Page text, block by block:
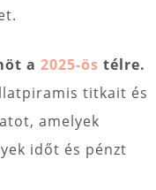
a 2025-ös télre.
titkait és
amelyek
időt és pénzt